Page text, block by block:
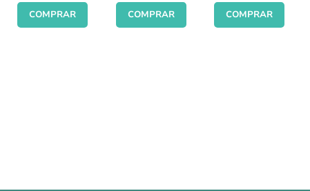
COMPRAR COMPRAR COMPRAR